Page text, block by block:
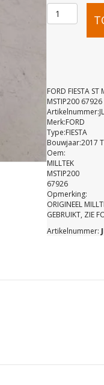
ST
MK8
FORD FIESTA
MSTIP200 67926
Merk:FORD
Type:FIESTA
Bouwjaar:2017
Oem:
MILLTEK
MSTIP200
67926
Opmerking:
ORIGINEEL
GEBRUIKT, ZIE
Artikelnummer: